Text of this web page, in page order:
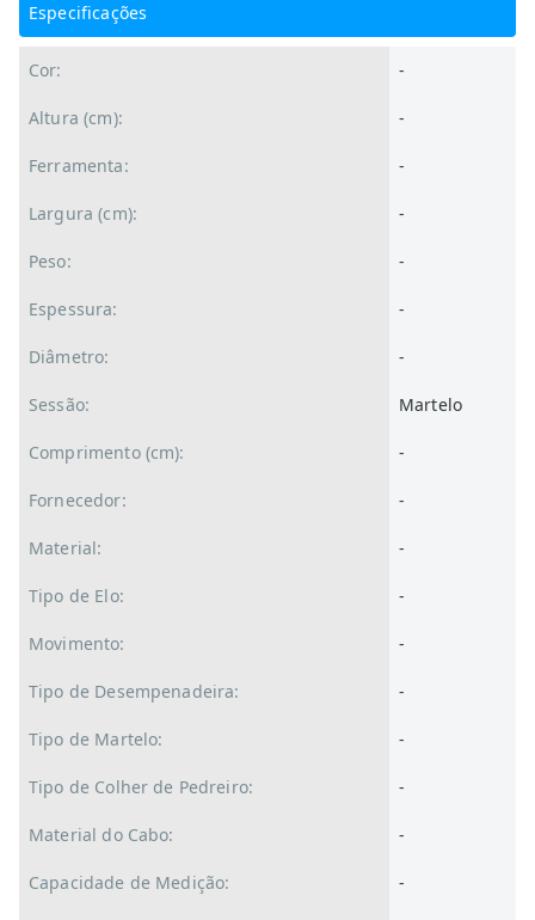
Especificações
Cor: -
Altura (cm): -
Ferramenta: -
Largura (cm): -
Peso: -
Espessura: -
Diâmetro: -
Sessão: Martelo
Comprimento (cm): -
Fornecedor: -
Material: -
Tipo de Elo: -
Movimento: -
Tipo de Desempenadeira: -
Tipo de Martelo: -
Tipo de Colher de Pedreiro: -
Material do Cabo: -
Capacidade de Medição: -